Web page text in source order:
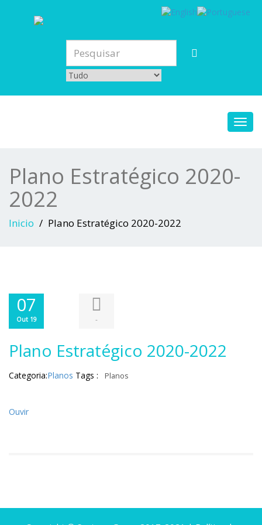
Plano Estratégico 2020-
2022
Inicio Plano Estratégico 2020-2022
07
Out 19 -
Plano Estratégico 2020-2022
Categoria:Planos Tags : Planos
Ouvir